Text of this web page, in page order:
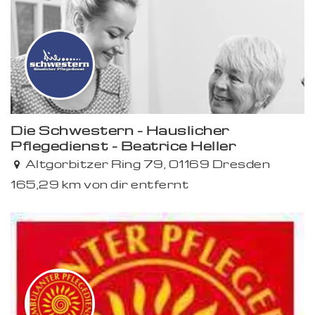
Premium
Die Schwestern - Häuslicher
Pflegedienst - Beatrice Heller
Altgorbitzer Ring 79, 01169 Dresden
165,29 km von dir entfernt